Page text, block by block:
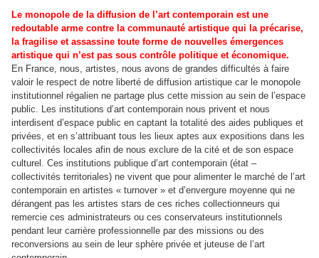
Le monopole de la diffusion de l’art contemporain est une
redoutable arme contre la communauté artistique qui la précarise,
la fragilise et assassine toute forme de nouvelles émergences
artistique qui n’est pas sous contrôle politique et économique.
En France, nous, artistes, nous avons de grandes difficultés à faire
valoir le respect de notre liberté de diffusion artistique car le monopole
institutionnel régalien ne partage plus cette mission au sein de l’espace
public. Les institutions d’art contemporain nous privent et nous
interdisent d’espace public en captant la totalité des aides publiques et
privées, et en s’attribuant tous les lieux aptes aux expositions dans les
collectivités locales afin de nous exclure de la cité et de son espace
culturel. Ces institutions publique d’art contemporain (état –
collectivités territoriales) ne vivent que pour alimenter le marché de l’art
contemporain en artistes « turnover » et d’envergure moyenne qui ne
dérangent pas les artistes stars de ces riches collectionneurs qui
remercie ces administrateurs ou ces conservateurs institutionnels
pendant leur carrière professionnelle par des missions ou des
reconversions au sein de leur sphère privée et juteuse de l’art